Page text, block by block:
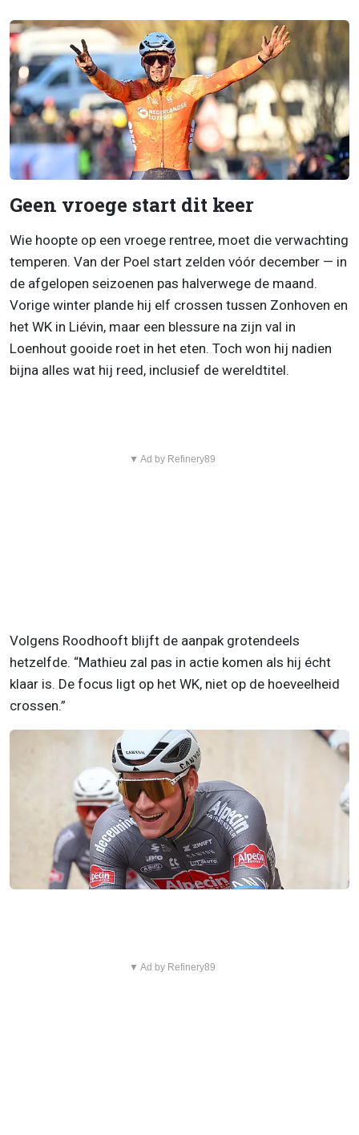
Geen vroege start dit keer
Wie hoopte op een vroege rentree, moet die verwachting
temperen. Van der Poel start zelden vóór december — in
de afgelopen seizoenen pas halverwege de maand.
Vorige winter plande hij elf crossen tussen Zonhoven en
het WK in Liévin, maar een blessure na zijn val in
Loenhout gooide roet in het eten. Toch won hij nadien
bijna alles wat hij reed, inclusief de wereldtitel.
▼ Ad by Refinery89
Volgens Roodhooft blijft de aanpak grotendeels
hetzelfde. “Mathieu zal pas in actie komen als hij écht
klaar is. De focus ligt op het WK, niet op de hoeveelheid
crossen.”
▼ Ad by Refinery89